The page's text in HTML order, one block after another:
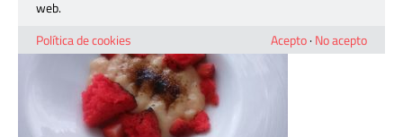
web.
Política de cookies
Acepto· No acepto